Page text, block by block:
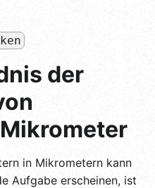
der
in Mikrometern kann
Aufgabe erscheinen, ist